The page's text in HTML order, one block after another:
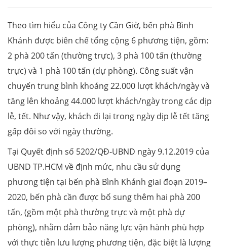
Theo tìm hiểu của Công ty Cần Giờ, bến phà Bình
Khánh được biên chế tổng cộng 6 phương tiện, gồm:
2 phà 200 tấn (thường trực), 3 phà 100 tấn (thường
trực) và 1 phà 100 tấn (dự phòng). Công suất vận
chuyển trung bình khoảng 22.000 lượt khách/ngày và
tăng lên khoảng 44.000 lượt khách/ngày trong các dịp
lễ, tết. Như vậy, khách đi lại trong ngày dịp lễ tết tăng
gấp đôi so với ngày thường.
Tại Quyết định số 5202/QĐ-UBND ngày 9.12.2019 của
UBND TP.HCM về định mức, nhu cầu sử dụng
phương tiện tại bến phà Bình Khánh giai đoạn 2019–
2020, bến phà cần được bổ sung thêm hai phà 200
tấn, (gồm một phà thường trực và một phà dự
phòng), nhằm đảm bảo năng lực vận hành phù hợp
với thực tiễn lưu lượng phương tiện, đặc biệt là lượng